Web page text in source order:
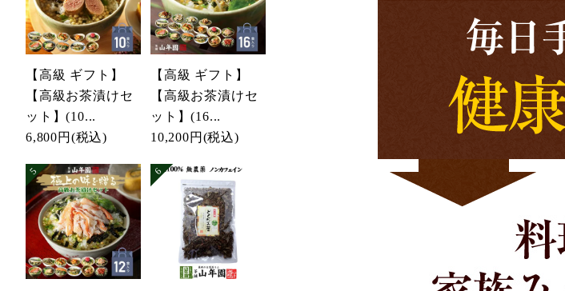
【高級 ギフト】
【高級お茶漬けセ
ット】(10...
6,800円 (税込)
【高級 ギフト】
【高級お茶漬けセ
ット】(16...
10,200円 (税込)